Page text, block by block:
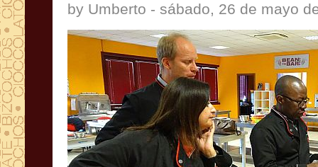
by Umberto - sábado, 26 de mayo